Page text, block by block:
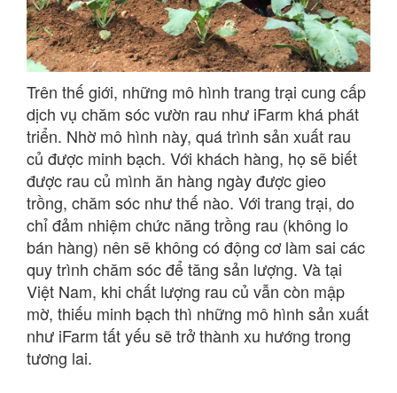
Trên thế giới, những mô hình trang trại cung cấp
dịch vụ chăm sóc vườn rau như iFarm khá phát
triển. Nhờ mô hình này, quá trình sản xuất rau
củ được minh bạch. Với khách hàng, họ sẽ biết
được rau củ mình ăn hàng ngày được gieo
trồng, chăm sóc như thế nào. Với trang trại, do
chỉ đảm nhiệm chức năng trồng rau (không lo
bán hàng) nên sẽ không có động cơ làm sai các
quy trình chăm sóc để tăng sản lượng. Và tại
Việt Nam, khi chất lượng rau củ vẫn còn mập
mờ, thiếu minh bạch thì những mô hình sản xuất
như iFarm tất yếu sẽ trở thành xu hướng trong
tương lai.